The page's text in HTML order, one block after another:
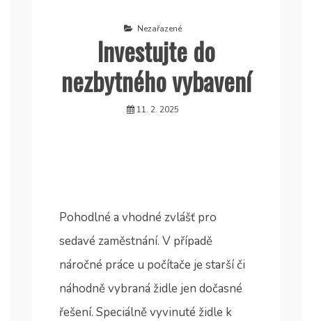
Nezařazené
Investujte do
nezbytného vybavení
11. 2. 2025
Pohodlné a vhodné zvlášť pro
sedavé zaměstnání. V případě
náročné práce u počítače je starší či
náhodně vybraná židle jen dočasné
řešení. Speciálně vyvinuté židle k